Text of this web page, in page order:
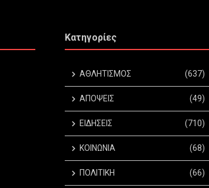
Κατηγορίες
ΑΘΛΗΤΙΣΜΟΣ (637)
ΑΠΟΨΕΙΣ (49)
ΕΙΔΗΣΕΙΣ (710)
ΚΟΙΝΩΝΙΑ (68)
ΠΟΛΙΤΙΚΗ (66)